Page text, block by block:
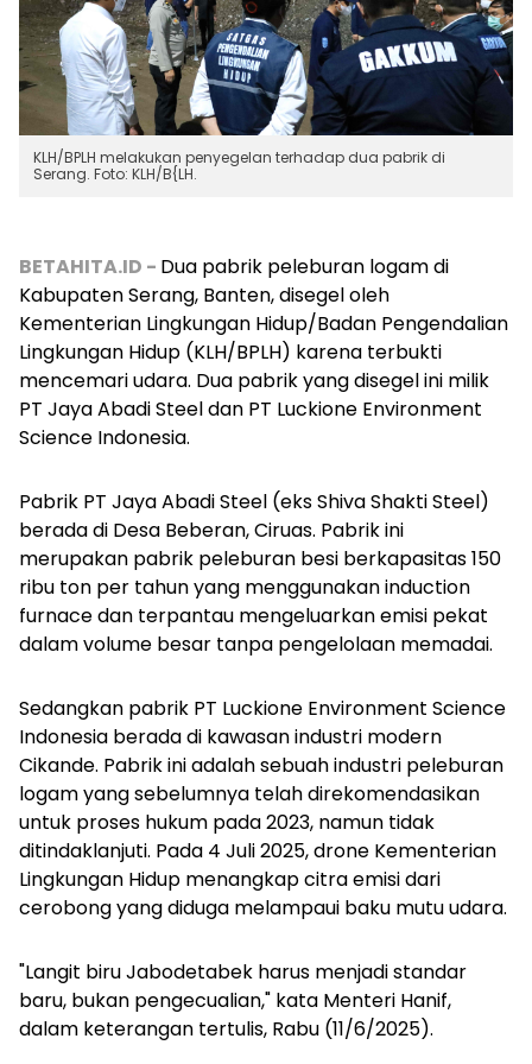
KLH/BPLH melakukan penyegelan terhadap dua pabrik di
Serang. Foto: KLH/B{LH.
BETAHITA.ID - Dua pabrik peleburan logam di
Kabupaten Serang, Banten, disegel oleh
Kementerian Lingkungan Hidup/Badan Pengendalian
Lingkungan Hidup (KLH/BPLH) karena terbukti
mencemari udara. Dua pabrik yang disegel ini milik
PT Jaya Abadi Steel dan PT Luckione Environment
Science Indonesia.
Pabrik PT Jaya Abadi Steel (eks Shiva Shakti Steel)
berada di Desa Beberan, Ciruas. Pabrik ini
merupakan pabrik peleburan besi berkapasitas 150
ribu ton per tahun yang menggunakaninduction
furnacedan terpantau mengeluarkan emisi pekat
dalam volume besar tanpa pengelolaan memadai.
Sedangkan pabrik PT Luckione Environment Science
Indonesia berada di kawasan industri modern
Cikande. Pabrik ini adalah sebuah industri peleburan
logam yang sebelumnya telah direkomendasikan
untuk proses hukum pada 2023, namun tidak
ditindaklanjuti. Pada 4 Juli 2025,drone Kementerian
Lingkungan Hidup menangkap citra emisi dari
cerobong yang diduga melampaui baku mutu udara.
"Langit biru Jabodetabek harus menjadi standar
baru, bukan pengecualian," kata Menteri Hanif,
dalam keterangan tertulis, Rabu (11/6/2025).